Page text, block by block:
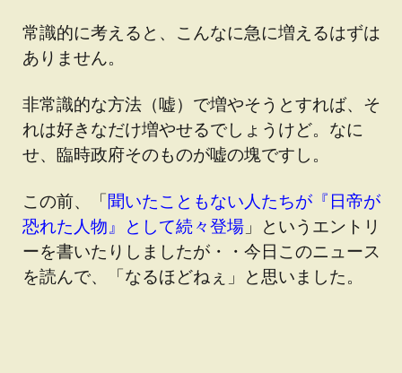
常識的に考えると、こんなに急に増えるはずは
ありません。
非常識的な方法（嘘）で増やそうとすれば、そ
れは好きなだけ増やせるでしょうけど。なに
せ、臨時政府そのものが嘘の塊ですし。
この前、「聞いたこともない人たちが『日帝が
恐れた人物』として続々登場 」というエントリ
ーを書いたりしましたが・・今日このニュース
を読んで、「なるほどねぇ」と思いました。